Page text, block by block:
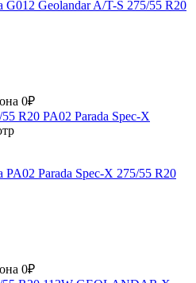
Geolandar A/T-S 275/55 R20
0₽
Parada Spec-X 275/55 R20
0₽